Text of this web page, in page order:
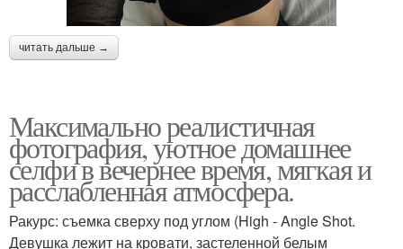
читать дальше →
Максимально реалистичная
фотография, уютное домашнее
селфи в вечернее время, мягкая и
расслабленная атмосфера.
Ракурс: съемка сверху под углом (High - Angle Shot.
Девушка лежит на кровати, застеленной белым